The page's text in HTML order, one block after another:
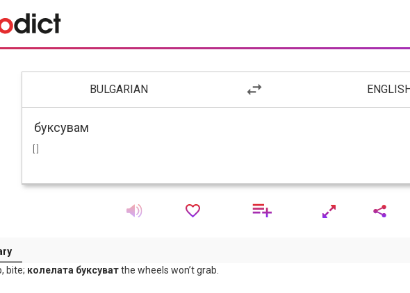
BULGARIAN
bite; колелата буксуватthe wheels won’t grab.